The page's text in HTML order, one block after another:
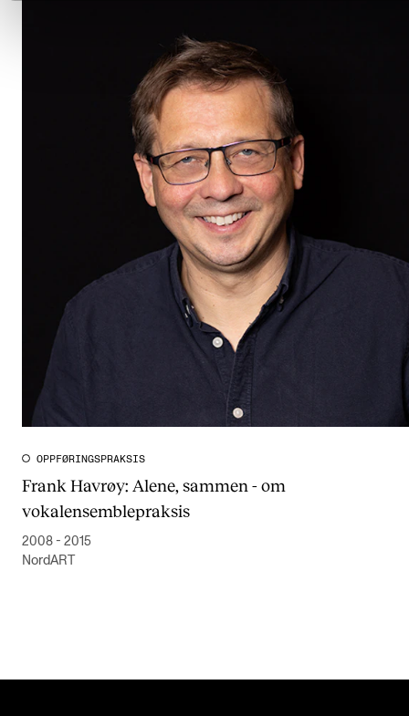
OPPFØRINGSPRAKSIS
Frank Havrøy: Alene, sammen - om
vokalensemblepraksis
2008 - 2015
NordART